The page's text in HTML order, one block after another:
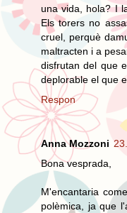
una vida, hola? I
Els torers no
cruel, perquè
maltracten i a
disfrutan del que
deplorable el que
Respon
Anna Mozzoni
Bona vesprada,
M'encantaria
polèmica, ja que